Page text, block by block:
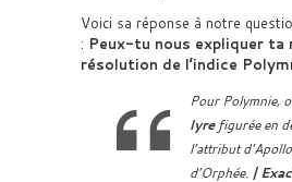
Voici sa réponse à notre
: Peux-tu nous expliquer ta
résolution de l’indice
Pour Polymnie,
lyrefigurée en
l’attribut
d’Orphée. |